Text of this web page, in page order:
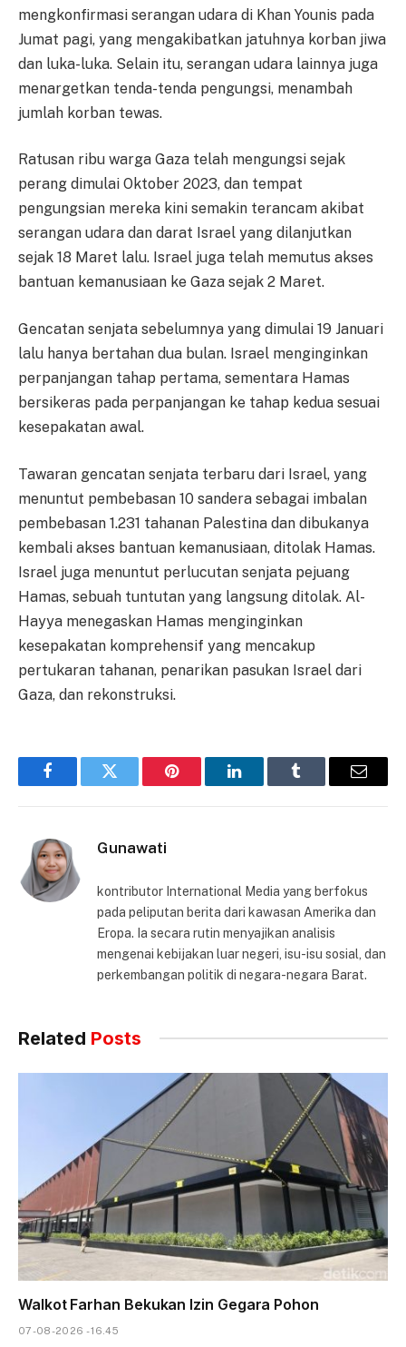
mengkonfirmasi serangan udara di Khan Younis pada
Jumat pagi, yang mengakibatkan jatuhnya korban jiwa
dan luka-luka. Selain itu, serangan udara lainnya juga
menargetkan tenda-tenda pengungsi, menambah
jumlah korban tewas.
Ratusan ribu warga Gaza telah mengungsi sejak
perang dimulai Oktober 2023, dan tempat
pengungsian mereka kini semakin terancam akibat
serangan udara dan darat Israel yang dilanjutkan
sejak 18 Maret lalu. Israel juga telah memutus akses
bantuan kemanusiaan ke Gaza sejak 2 Maret.
Gencatan senjata sebelumnya yang dimulai 19 Januari
lalu hanya bertahan dua bulan. Israel menginginkan
perpanjangan tahap pertama, sementara Hamas
bersikeras pada perpanjangan ke tahap kedua sesuai
kesepakatan awal.
Tawaran gencatan senjata terbaru dari Israel, yang
menuntut pembebasan 10 sandera sebagai imbalan
pembebasan 1.231 tahanan Palestina dan dibukanya
kembali akses bantuan kemanusiaan, ditolak Hamas.
Israel juga menuntut perlucutan senjata pejuang
Hamas, sebuah tuntutan yang langsung ditolak. Al-
Hayya menegaskan Hamas menginginkan
kesepakatan komprehensif yang mencakup
pertukaran tahanan, penarikan pasukan Israel dari
Gaza, dan rekonstruksi.
FacebookTwitter Pinterest LinkedInTumblr Email
Gunawati
kontributor International Media yang berfokus
pada peliputan berita dari kawasan Amerika dan
Eropa. Ia secara rutin menyajikan analisis
mengenai kebijakan luar negeri, isu-isu sosial, dan
perkembangan politik di negara-negara Barat.
Related Posts
Walkot Farhan Bekukan Izin Gegara Pohon
07-08-2026 - 16.45